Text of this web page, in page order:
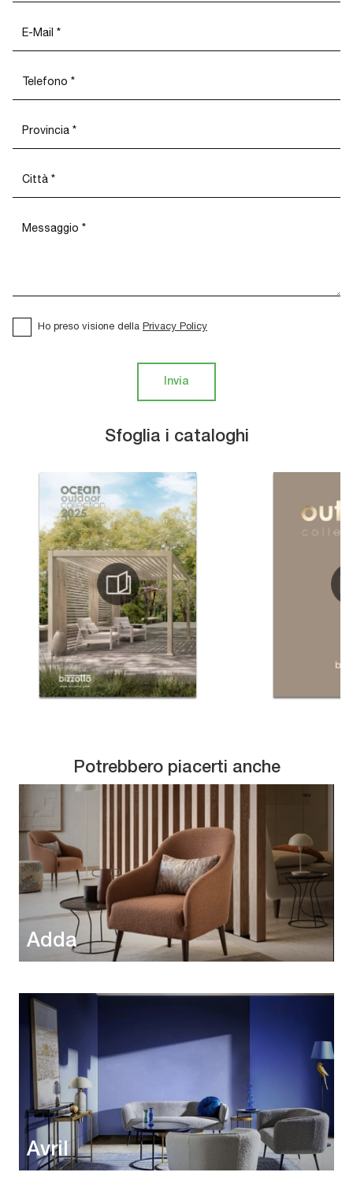
Sfoglia i cataloghi
Ho preso visione della Privacy Policy
Invia
Potrebbero piacerti anche
Adda
Avril